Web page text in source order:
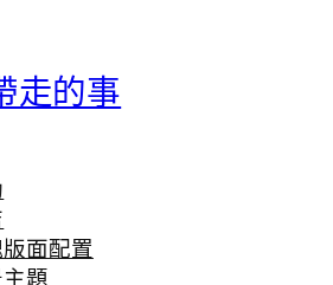
走的事
面配置
題